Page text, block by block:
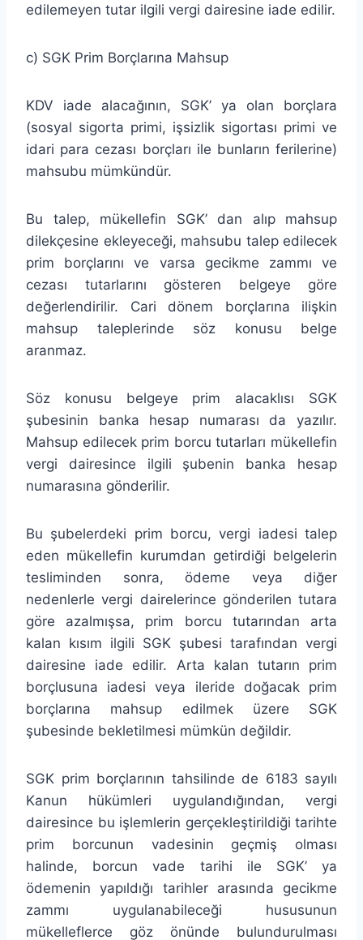
edilemeyen tutar ilgili vergi dairesine iade edilir.
c) SGK Prim Borçlarına Mahsup
KDV iade alacağının, SGK’ ya olan borçlara
(sosyal sigorta primi, işsizlik sigortası primi ve
idari para cezası borçları ile bunların ferilerine)
mahsubu mümkündür.
Bu talep, mükellefin SGK’ dan alıp mahsup
dilekçesine ekleyeceği, mahsubu talep edilecek
prim borçlarını ve varsa gecikme zammı ve
cezası tutarlarını gösteren belgeye göre
değerlendirilir. Cari dönem borçlarına ilişkin
mahsup taleplerinde söz konusu belge
aranmaz.
Söz konusu belgeye prim alacaklısı SGK
şubesinin banka hesap numarası da yazılır.
Mahsup edilecek prim borcu tutarları mükellefin
vergi dairesince ilgili şubenin banka hesap
numarasına gönderilir.
Bu şubelerdeki prim borcu, vergi iadesi talep
eden mükellefin kurumdan getirdiği belgelerin
tesliminden sonra, ödeme veya diğer
nedenlerle vergi dairelerince gönderilen tutara
göre azalmışsa, prim borcu tutarından arta
kalan kısım ilgili SGK şubesi tarafından vergi
dairesine iade edilir. Arta kalan tutarın prim
borçlusuna iadesi veya ileride doğacak prim
borçlarına mahsup edilmek üzere SGK
şubesinde bekletilmesi mümkün değildir.
SGK prim borçlarının tahsilinde de 6183 sayılı
Kanun hükümleri uygulandığından, vergi
dairesince bu işlemlerin gerçekleştirildiği tarihte
prim borcunun vadesinin geçmiş olması
halinde, borcun vade tarihi ile SGK’ ya
ödemenin yapıldığı tarihler arasında gecikme
zammı uygulanabileceği hususunun
mükelleflerce göz önünde bulundurulması